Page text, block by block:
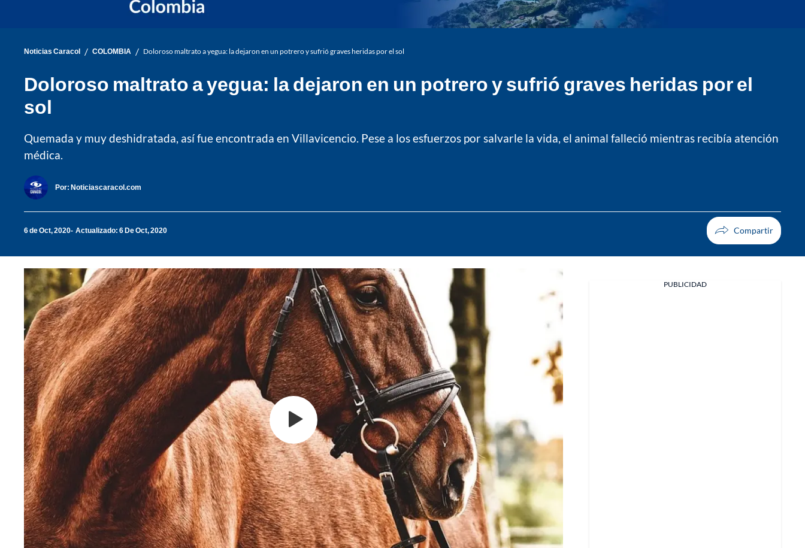
Noticias Caracol / COLOMBIA / Doloroso maltrato a yegua: la dejaron en un potrero y sufrió graves heridas por el sol
Doloroso maltrato a yegua: la dejaron en un potrero y sufrió graves heridas por el
sol
Quemada y muy deshidratada, así fue encontrada en Villavicencio. Pese a los esfuerzos por salvarle la vida, el animal falleció mientras recibía atención
médica.
Por: Noticiascaracol.com
6 de Oct, 2020 Actualizado: 6 De Oct, 2020
PUBLICIDAD